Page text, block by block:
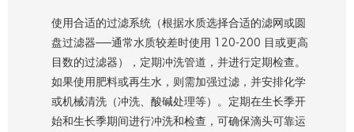
使用合适的过滤系统（根据水质选择合适的滤网或圆
盘过滤器——通常水质较差时使用 120-200 目或更高
目数的过滤器），定期冲洗管道，并进行定期检查。
如果使用肥料或再生水，则需加强过滤，并安排化学
或机械清洗（冲洗、酸碱处理等）。定期在生长季开
始和生长季期间进行冲洗和检查，可确保滴头可靠运